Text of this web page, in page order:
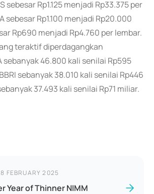
sebesar Rp1.125 menjadi Rp33.375 per
sebesar Rp1.100 menjadi Rp20.000
Rp690 menjadi Rp4.760 per lembar.
teraktif diperdagangkan
sebanyak 46.800 kali senilai Rp595
sebanyak 38.010 kali senilai Rp446
37.493 kali senilai Rp71 miliar.
FEBRUARY 2025
Year of Thinner NIMM